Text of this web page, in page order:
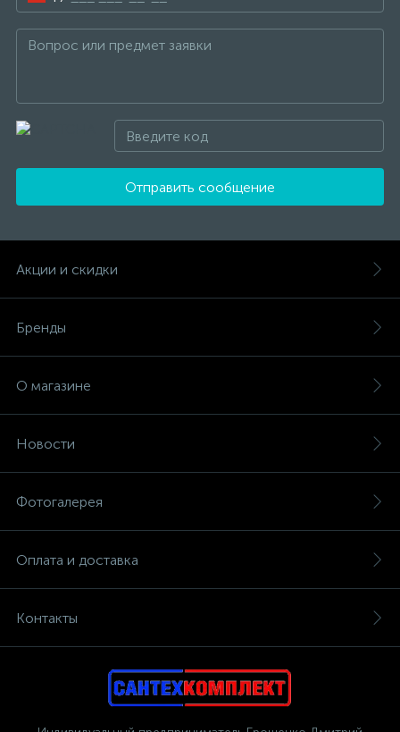
Отправить сообщение
Акции и скидки
Бренды
О магазине
Новости
Фотогалерея
Оплата и доставка
Контакты